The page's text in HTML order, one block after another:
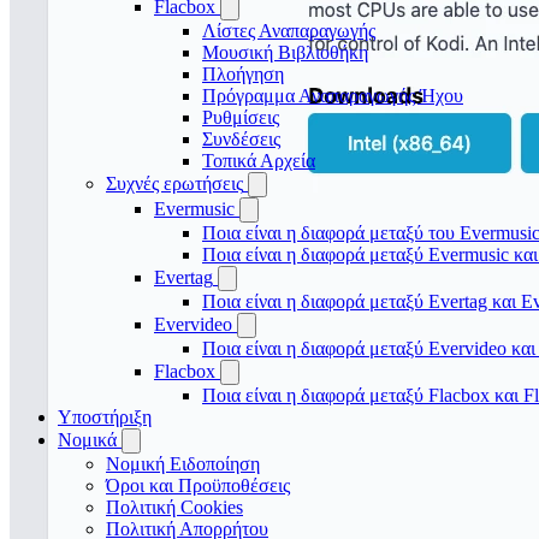
Flacbox
Λίστες Αναπαραγωγής
Μουσική Βιβλιοθήκη
Πλοήγηση
Πρόγραμμα Αναπαραγωγής Ήχου
Ρυθμίσεις
Συνδέσεις
Τοπικά Αρχεία
Συχνές ερωτήσεις
Evermusic
Ποια είναι η διαφορά μεταξύ του
Ποια είναι η διαφορά μεταξύ Evermusic
Evertag
Ποια είναι η διαφορά μεταξύ Evertag και
Evervideo
Ποια είναι η διαφορά μεταξύ Evervideo
Flacbox
Ποια είναι η διαφορά μεταξύ Flacbox και
Υποστήριξη
Νομικά
Νομική Ειδοποίηση
Όροι και Προϋποθέσεις
Πολιτική Cookies
Πολιτική Απορρήτου